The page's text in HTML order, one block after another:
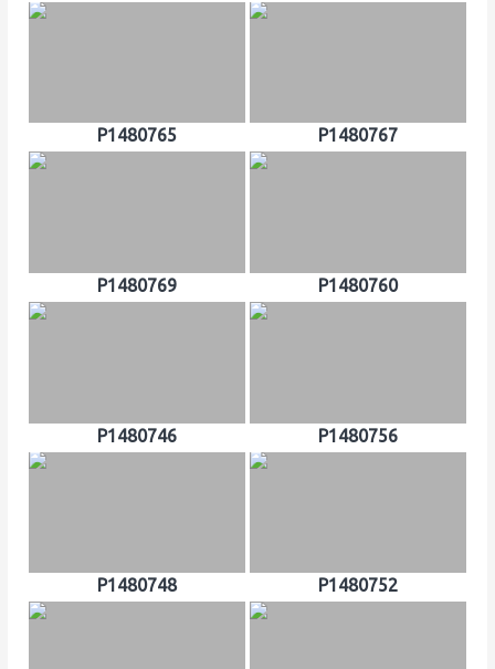
P1480765 P1480767
P1480769 P1480760
P1480746 P1480756
P1480748 P1480752